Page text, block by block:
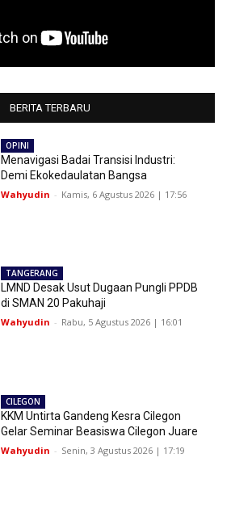
BERITA TERBARU
OPINI
Menavigasi Badai Transisi Industri:
Demi Ekokedaulatan Bangsa
Wahyudin - Kamis, 6 Agustus 2026 | 17:56
TANGERANG
LMND Desak Usut Dugaan Pungli PPDB
di SMAN 20 Pakuhaji
Wahyudin - Rabu, 5 Agustus 2026 | 16:01
CILEGON
KKM Untirta Gandeng Kesra Cilegon
Gelar Seminar Beasiswa Cilegon Juare
Wahyudin - Senin, 3 Agustus 2026 | 17:19